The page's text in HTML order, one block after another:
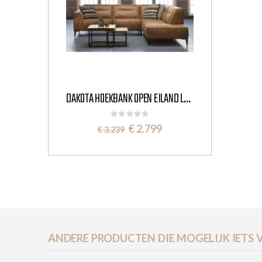
DAKOTA HOEKBANK OPEN EILAND LEER - HET ANKER
Rating:
0%
€ 3.239 Special
Price
€ 2.799
ANDERE PRODUCTEN DIE MOGELIJK IETS